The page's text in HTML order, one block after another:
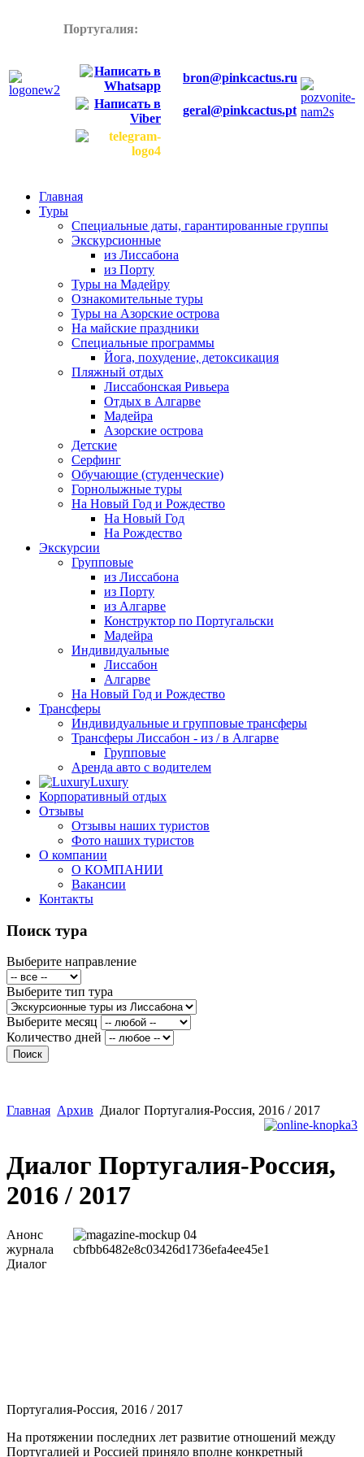
Португалия:
bron@pinkcactus.ru
geral@pinkcactus.pt
Главная
Туры
Специальные даты, гарантированные группы
Экскурсионные
из Лиссабона
из Порту
Туры на Мадейру
Ознакомительные туры
Туры на Азорские острова
На майские праздники
Специальные программы
Йога, похудение, детоксикация
Пляжный отдых
Лиссабонская Ривьера
Отдых в Алгарве
Мадейра
Азорские острова
Детские
Серфинг
Обучающие (студенческие)
Горнолыжные туры
На Новый Год и Рождество
На Новый Год
На Рождество
Экскурсии
Групповые
из Лиссабона
из Порту
из Алгарве
Конструктор по Португальски
Мадейра
Индивидуальные
Лиссабон
Алгарве
На Новый Год и Рождество
Трансферы
Индивидуальные и групповые трансферы
Трансферы Лиссабон - из / в Алгарве
Групповые
Аренда авто с водителем
Luxury
Корпоративный отдых
Отзывы
Отзывы наших туристов
Фото наших туристов
О компании
О КОМПАНИИ
Вакансии
Контакты
Поиск тура
Выберите направление
Выберите тип тура
Выберите месяц
Количество дней
Главная Архив Диалог Португалия-Россия, 2016 / 2017
Диалог Португалия-Россия,
2016 / 2017
Анонс
журнала
Диалог
Португалия-Россия, 2016 / 2017
На протяжении последних лет развитие отношений между
Португалией и Россией приняло вполне конкретный